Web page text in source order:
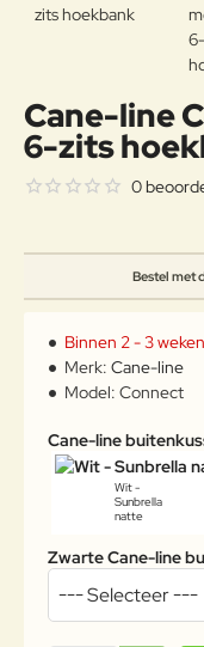
Cane-line
6-zits
Bestel met
0
Binnen 2 - 3
Merk: Cane-line
Model: Connect
Cane-line
Wit -
Sunbrella
natte
Zwarte Cane-line